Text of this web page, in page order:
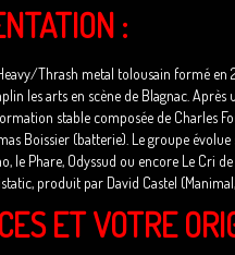
:
Thrash metal tolousain formé en
les arts en scène de Blagnac. Après
stable composée de Charles
Boissier (batterie). Le groupe
le Phare, Odyssud ou encore Le Cri
produit par David Castel
ET VOTRE